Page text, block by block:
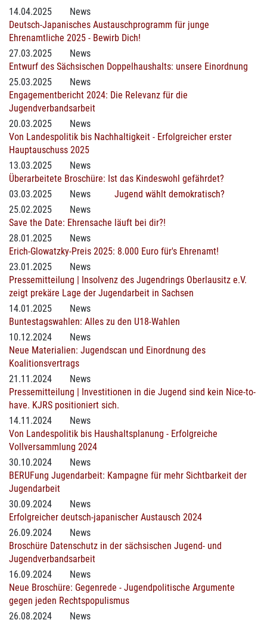
14.04.2025
News
Deutsch-Japanisches Austauschprogramm für junge
Ehrenamtliche 2025 - Bewirb Dich!
27.03.2025
News
Entwurf des Sächsischen Doppelhaushalts: unsere Einordnung
25.03.2025
News
Engagementbericht 2024: Die Relevanz für die
Jugendverbandsarbeit
20.03.2025
News
Von Landespolitik bis Nachhaltigkeit - Erfolgreicher erster
Hauptauschuss 2025
13.03.2025
News
Überarbeitete Broschüre: Ist das Kindeswohl gefährdet?
03.03.2025
News
Jugend wählt demokratisch?
25.02.2025
News
Save the Date: Ehrensache läuft bei dir?!
28.01.2025
News
Erich-Glowatzky-Preis 2025: 8.000 Euro für's Ehrenamt!
23.01.2025
News
Pressemitteilung | Insolvenz des Jugendrings Oberlausitz e.V.
zeigt prekäre Lage der Jugendarbeit in Sachsen
14.01.2025
News
Buntestagswahlen: Alles zu den U18-Wahlen
10.12.2024
News
Neue Materialien: Jugendscan und Einordnung des
Koalitionsvertrags
21.11.2024
News
Pressemitteilung | Investitionen in die Jugend sind kein Nice-to-
have. KJRS positioniert sich.
14.11.2024
News
Von Landespolitik bis Haushaltsplanung - Erfolgreiche
Vollversammlung 2024
30.10.2024
News
BERUFung Jugendarbeit: Kampagne für mehr Sichtbarkeit der
Jugendarbeit
30.09.2024
News
Erfolgreicher deutsch-japanischer Austausch 2024
26.09.2024
News
Broschüre Datenschutz in der sächsischen Jugend- und
Jugendverbandsarbeit
16.09.2024
News
Neue Broschüre: Gegenrede - Jugendpolitische Argumente
gegen jeden Rechtspopulismus
26.08.2024
News